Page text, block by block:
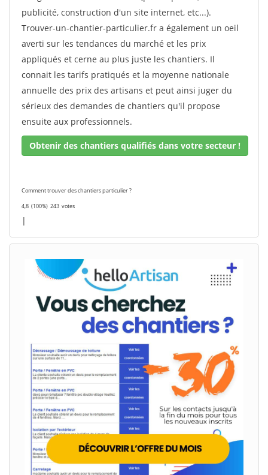
publicité, construction d'un site internet, etc...).
Trouver-un-chantier-particulier.fr a également un oeil
averti sur les tendances du marché et les prix
appliqués et cerne au plus juste les chantiers. Il
connait les tarifs pratiqués et la moyenne nationale
annuelle des prix des artisans et peut ainsi juger du
sérieux des demandes de chantiers qu'il propose
ensuite aux professionnels.
Obtenir des chantiers qualifiés dans votre secteur !
Comment trouver des chantiers particulier ?
4,8 (100%) 243 votes
|